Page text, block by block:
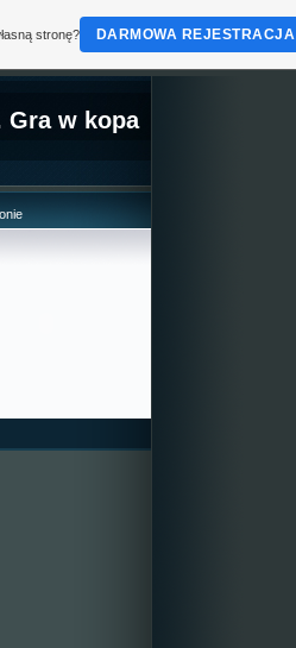
Gra w kopa
stronę? DARMOWA REJESTRACJA